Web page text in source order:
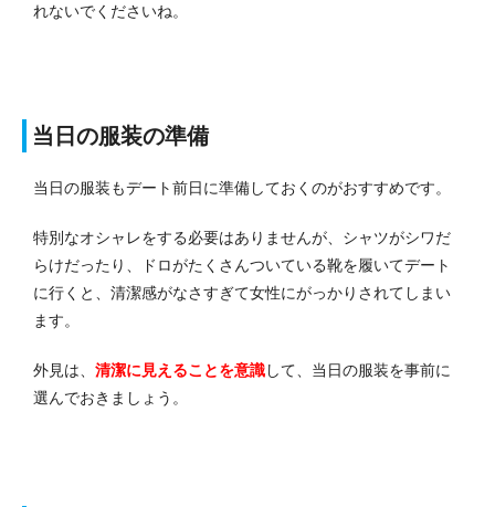
れないでくださいね。
当日の服装の準備
当日の服装もデート前日に準備しておくのがおすすめです。
特別なオシャレをする必要はありませんが、シャツがシワだ
らけだったり、ドロがたくさんついている靴を履いてデート
に行くと、清潔感がなさすぎて女性にがっかりされてしまい
ます。
外見は、 清潔に見えることを意識して、当日の服装を事前に
選んでおきましょう。